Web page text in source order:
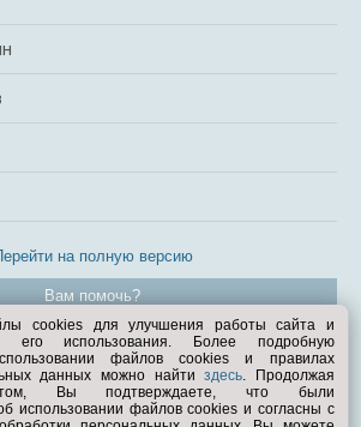
на полную версию
Вам помочь?
© Exist.ru 1998—2026
cookies для улучшения работы сайта и
его использования. Более подробную
файлов cookies и правилах
данных можно найтиздесь. Продолжая
Вы подтверждаете, что были
использовании файлов cookies и согласны с